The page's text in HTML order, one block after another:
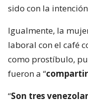
sido con la
Igualmente, la
laboral con el café
como prostíbulo,
fueron a “
“Son tres